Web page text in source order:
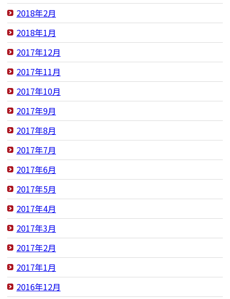
2018年2月
2018年1月
2017年12月
2017年11月
2017年10月
2017年9月
2017年8月
2017年7月
2017年6月
2017年5月
2017年4月
2017年3月
2017年2月
2017年1月
2016年12月